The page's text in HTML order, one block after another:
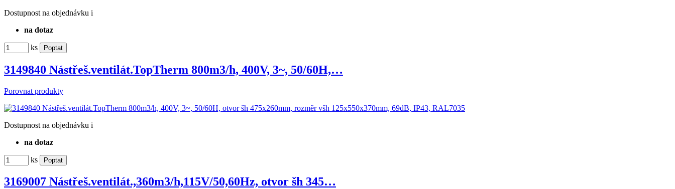
Dostupnost na objednávku i
na dotaz
ks
3149840 Nástřeš.ventilát.TopTherm 800m3/h, 400V, 3~, 50/60H,…
Porovnat produkty
Dostupnost na objednávku i
na dotaz
ks
3169007 Nástřeš.ventilát.,360m3/h,115V/50,60Hz, otvor šh 345…